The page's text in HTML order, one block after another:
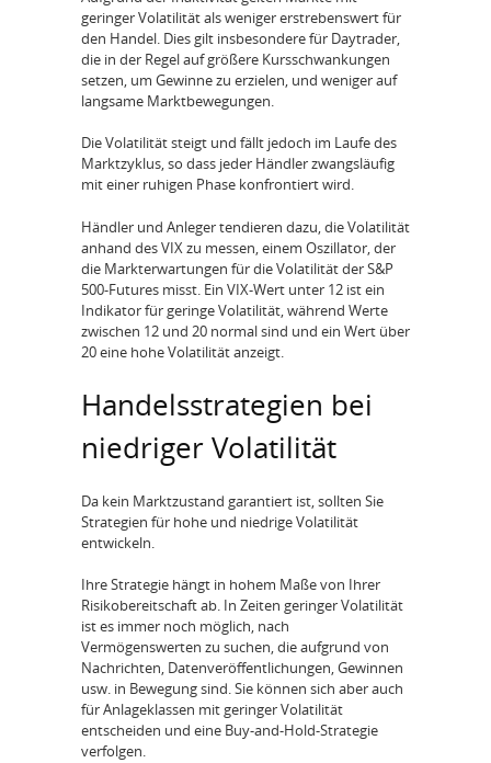
geringer Volatilität als weniger erstrebenswert für
den Handel. Dies gilt insbesondere für Daytrader,
die in der Regel auf größere Kursschwankungen
setzen, um Gewinne zu erzielen, und weniger auf
langsame Marktbewegungen.
Die Volatilität steigt und fällt jedoch im Laufe des
Marktzyklus, so dass jeder Händler zwangsläufig
mit einer ruhigen Phase konfrontiert wird.
Händler und Anleger tendieren dazu, die Volatilität
anhand des VIX zu messen, einem Oszillator, der
die Markterwartungen für die Volatilität der S&P
500-Futures misst. Ein VIX-Wert unter 12 ist ein
Indikator für geringe Volatilität, während Werte
zwischen 12 und 20 normal sind und ein Wert über
20 eine hohe Volatilität anzeigt.
Handelsstrategien bei
niedriger Volatilität
Da kein Marktzustand garantiert ist, sollten Sie
Strategien für hohe und niedrige Volatilität
entwickeln.
Ihre Strategie hängt in hohem Maße von Ihrer
Risikobereitschaft ab. In Zeiten geringer Volatilität
ist es immer noch möglich, nach
Vermögenswerten zu suchen, die aufgrund von
Nachrichten, Datenveröffentlichungen, Gewinnen
usw. in Bewegung sind. Sie können sich aber auch
für Anlageklassen mit geringer Volatilität
entscheiden und eine Buy-and-Hold-Strategie
verfolgen.